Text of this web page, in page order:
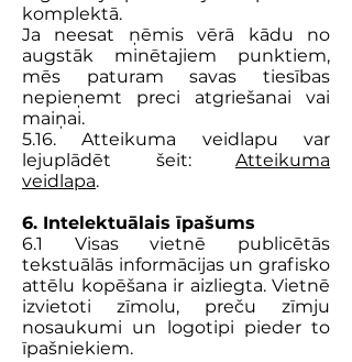
komplektā.
Ja neesat ņēmis vērā kādu no
augstāk minētajiem punktiem,
mēs paturam savas tiesības
nepieņemt preci atgriešanai vai
maiņai.
5.16. Atteikuma veidlapu var
lejuplādēt šeit: Atteikuma
veidlapa.
6. Intelektuālais īpašums
6.1 Visas vietnē publicētās
tekstuālās informācijas un grafisko
attēlu kopēšana ir aizliegta. Vietnē
izvietoti zīmolu, preču zīmju
nosaukumi un logotipi pieder to
īpašniekiem.